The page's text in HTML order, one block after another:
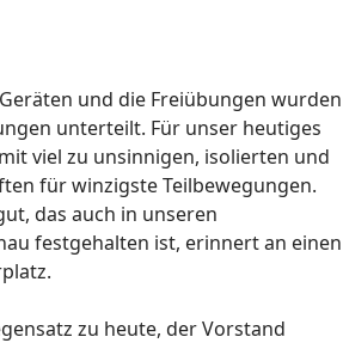
und die Freiübungen wurden
unterteilt. Für unser heutiges
viel zu unsinnigen, isolierten und
für winzigste Teilbewegungen.
das auch in unseren
festgehalten ist, erinnert an einen
zu heute, der Vorstand